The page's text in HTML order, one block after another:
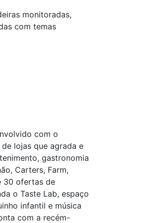
monitoradas,
com temas
com o
lojas que agrada e
gastronomia
Carters, Farm,
30 ofertas de
o Taste Lab, espaço
infantil e música
com a recém-